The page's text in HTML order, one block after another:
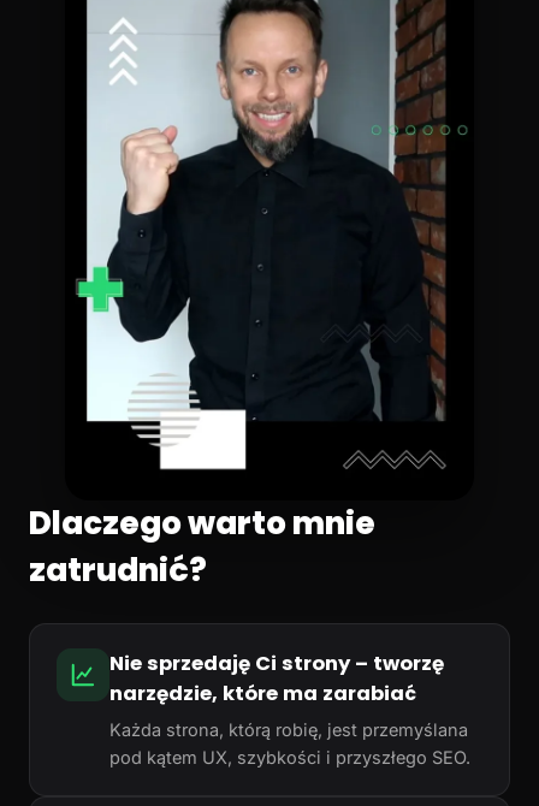
Dlaczego warto mnie
zatrudnić?
Nie sprzedaję Ci strony – tworzę
narzędzie, które ma zarabiać
Każda strona, którą robię, jest przemyślana
pod kątem UX, szybkości i przyszłego SEO.